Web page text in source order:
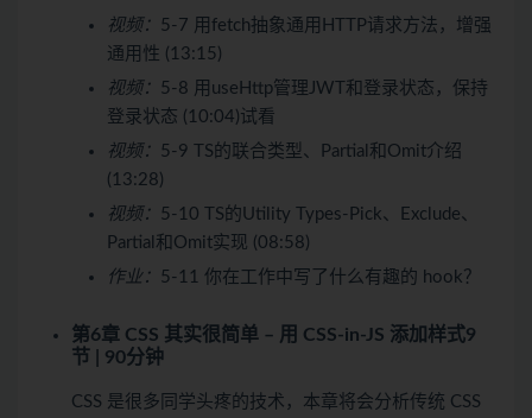
视频： 5-7 用fetch抽象通用HTTP请求方法，增强
通用性 (13:15)
视频： 5-8 用useHttp管理JWT和登录状态，保持
登录状态 (10:04)试看
视频： 5-9 TS的联合类型、Partial和Omit介绍
(13:28)
视频： 5-10 TS的Utility Types-Pick、Exclude、
Partial和Omit实现 (08:58)
作业： 5-11 你在工作中写了什么有趣的 hook？
第6章 CSS 其实很简单 – 用 CSS-in-JS 添加样式9
节 | 90分钟
CSS 是很多同学头疼的技术，本章将会分析传统 CSS